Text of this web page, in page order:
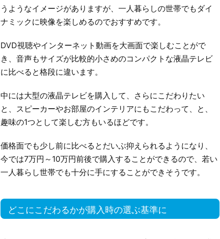
うようなイメージがありますが、一人暮らしの世帯でもダイ
ナミックに映像を楽しめるのでおすすめです。
DVD視聴やインターネット動画を大画面で楽しむことがで
き、音声もサイズが比較的小さめのコンパクトな液晶テレビ
に比べると格段に違います。
中には大型の液晶テレビを購入して、さらにこだわりたい
と、スピーカーやお部屋のインテリアにもこだわって、と、
趣味の1つとして楽しむ方もいるほどです。
価格面でも少し前に比べるとだいぶ抑えられるようになり、
今では7万円～10万円前後で購入することができるので、若い
一人暮らし世帯でも十分に手にすることができそうです。
どこにこだわるかが購入時の選ぶ基準に